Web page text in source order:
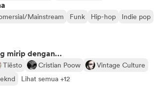
Mainstream Funk Hip-hop
Indie pop
mirip dengan…
Tiësto Cristian Poow
Vintage Culture
Lihat semua +12